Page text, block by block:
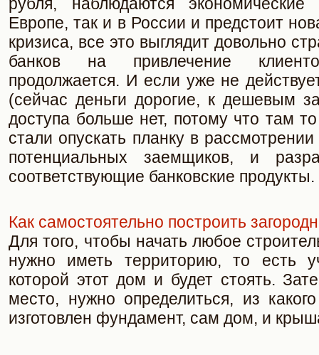
Европе, так и в России и предстоит
кризиса, все это выглядит довольно
банков на привлечение
продолжается. И если уже не
(сейчас деньги дорогие, к дешевым
доступа больше нет, потому что там
стали опускать планку в
потенциальных заемщиков, и
соответствующие банковские продукты.
Как самостоятельно построить
Для того, чтобы начать любое
нужно иметь территорию, то есть
которой этот дом и будет стоять.
место, нужно определиться, из
изготовлен фундамент, сам дом, и